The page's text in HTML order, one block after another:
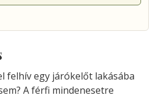
felhív egy járókelőt lakásába
A férfi mindenesetre